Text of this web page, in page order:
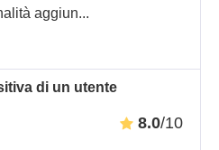
aggiun...
di un utente
8.0/10